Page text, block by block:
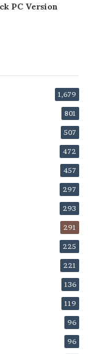
PC Version
1,679
801
507
472
457
297
293
291
225
221
136
119
96
96